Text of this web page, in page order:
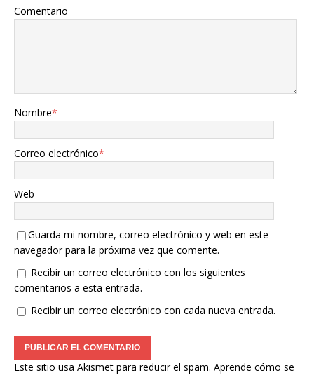
Comentario
Nombre*
Correo electrónico*
Web
Guarda mi nombre, correo electrónico y web en este
navegador para la próxima vez que comente.
Recibir un correo electrónico con los siguientes
comentarios a esta entrada.
Recibir un correo electrónico con cada nueva entrada.
Este sitio usa Akismet para reducir el spam. Aprende cómo se